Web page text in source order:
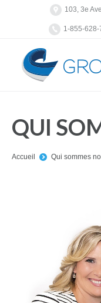
103, 3e
1-855-628-
QUI
You are here:
Accueil Qui sommes